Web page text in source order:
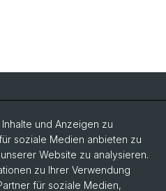
und Anzeigen zu
soziale Medien anbieten zu
Website zu analysieren.
zu Ihrer Verwendung
für soziale Medien,